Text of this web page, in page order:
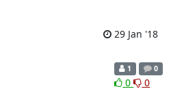
29 Jan '18
1 0
0 0